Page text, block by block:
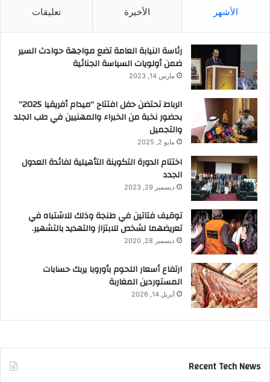
الأشهر الأخيرة تعليقات
رئاسة النيابة العامة تضع مواجهة حوادث السير
ضمن أولويات السياسة الجنائية
مارس 14, 2023
الرباط تحتضن حفل افتتاح “ميدام أفريقيا 2025”
بحضور نخبة من الخبراء والمهنيين في طب الجلد
والتجميل
مايو 2, 2025
اختتام الدورة التكوينة التأهيلية لفائدة العدول
الجدد
ديسمبر 29, 2023
توقيف فتاتين في طنجة وذلك للاشتباه في
تعريضهما لشخص للابتزاز والتهديد بالتشهير.
ديسمبر 28, 2020
ارتفاع أسعار اللحوم بأوروبا يربك حسابات
المستوردين المغاربة
أبريل 14, 2026
Recent Tech News